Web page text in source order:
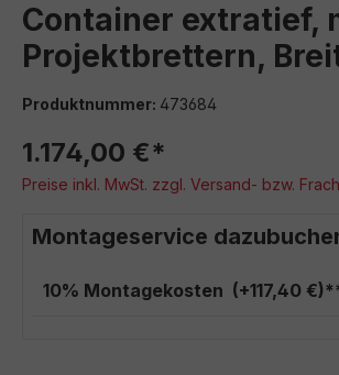
Container extratief,
Projektbrettern,
Produktnummer: 473684
1.174,00 €*
Preise inkl. MwSt. zzgl. Versand- bzw.
Montageservice
10% Montagekosten (+117,40